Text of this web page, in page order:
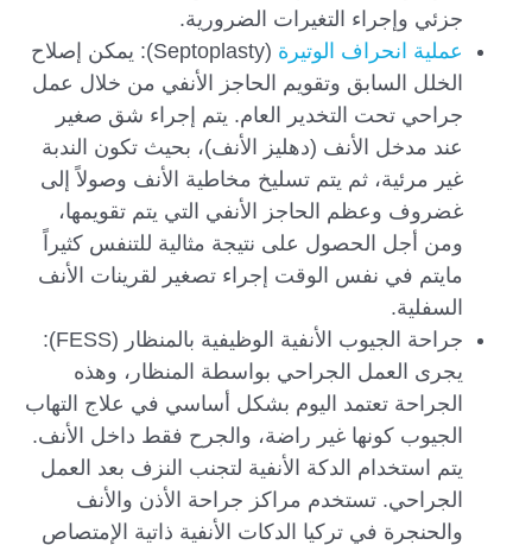
جزئي وإجراء التغيرات الضرورية.
عملية انحراف الوتيرة
(Septoplasty): يمكن إصلاح
الخلل السابق وتقويم الحاجز الأنفي من خلال عمل
جراحي تحت التخدير العام. يتم إجراء شق صغير
عند مدخل الأنف (دهليز الأنف)، بحيث تكون الندبة
غير مرئية، ثم يتم تسليخ مخاطية الأنف وصولاً إلى
غضروف وعظم الحاجز الأنفي التي يتم تقويمها،
ومن أجل الحصول على نتيجة مثالية للتنفس كثيراً
مايتم في نفس الوقت إجراء تصغير لقرينات الأنف
السفلية.
جراحة الجيوب الأنفية الوظيفية بالمنظار (FESS):
يجرى العمل الجراحي بواسطة المنظار، وهذه
الجراحة تعتمد اليوم بشكل أساسي في علاج التهاب
الجيوب كونها غير راضة، والجرح فقط داخل الأنف.
يتم استخدام الدكة الأنفية لتجنب النزف بعد العمل
الجراحي. تستخدم مراكز جراحة الأذن والأنف
والحنجرة في تركيا الدكات الأنفية ذاتية الإمتصاص